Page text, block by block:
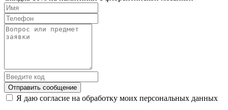
Отправить сообщение
Я даю согласие на обработку моих персональных данных